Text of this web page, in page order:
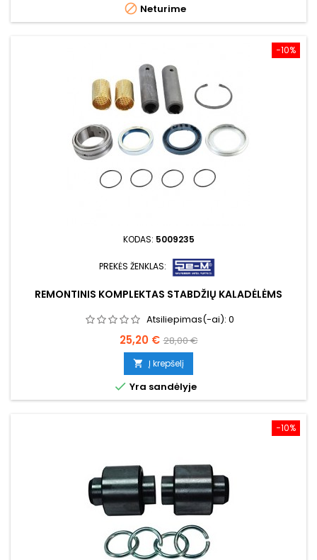
 Neturime
−10%
KODAS: 5009235
PREKĖS ŽENKLAS:
REMONTINIS KOMPLEKTAS STABDŽIŲ KALADĖLĖMS
Atsiliepimas(-ai): 0
Kaina
25,20 € Bazinė
kaina
28,00 €
 Į krepšelį
 Yra sandėlyje
−10%